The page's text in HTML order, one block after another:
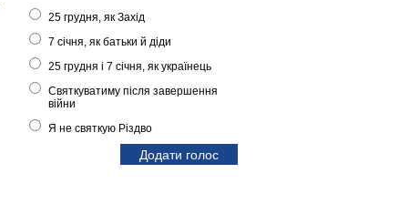
25 грудня, як Захід
7 січня, як батьки й діди
25 грудня і 7 січня, як українець
Святкуватиму після завершення
війни
Я не святкую Різдво